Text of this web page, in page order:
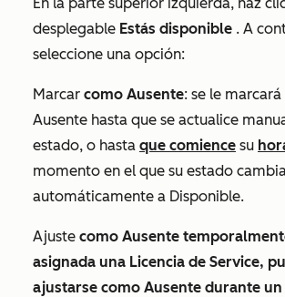
desplegable Estás disponible . A
seleccione una opción:
Marcar como Ausente: se le
Ausente hasta que se actualice
estado, o hasta que comience su
momento en el que su estado
automáticamente a Disponible.
Ajuste como Ausente
asignada una Licencia de Service,
ajustarse como Ausente durante